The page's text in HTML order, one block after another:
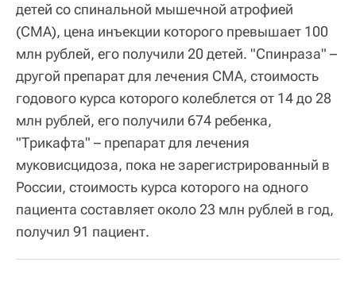
детей со спинальной мышечной атрофией
(СМА), цена инъекции которого превышает 100
млн рублей, его получили 20 детей. "Спинраза" –
другой препарат для лечения СМА, стоимость
годового курса которого колеблется от 14 до 28
млн рублей, его получили 674 ребенка,
"Трикафта" – препарат для лечения
муковисцидоза, пока не зарегистрированный в
России, стоимость курса которого на одного
пациента составляет около 23 млн рублей в год,
получил 91 пациент.